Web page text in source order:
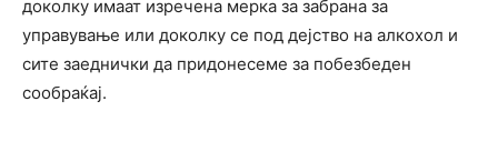
доколку имаат изречена мерка за забрана за
управување или доколку се под дејство на алкохол и
сите заеднички да придонесеме за побезбеден
сообраќај.